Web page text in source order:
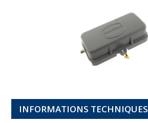
INFORMATIONS TECHNIQUES